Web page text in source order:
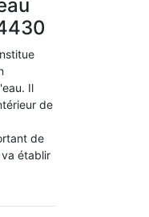
Il
de
de
établir